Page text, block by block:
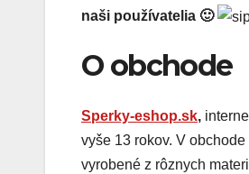
naši používatelia 🙂
O obchode
Sperky-eshop.sk,
vyše 13 rokov. V
vyrobené z rôznych